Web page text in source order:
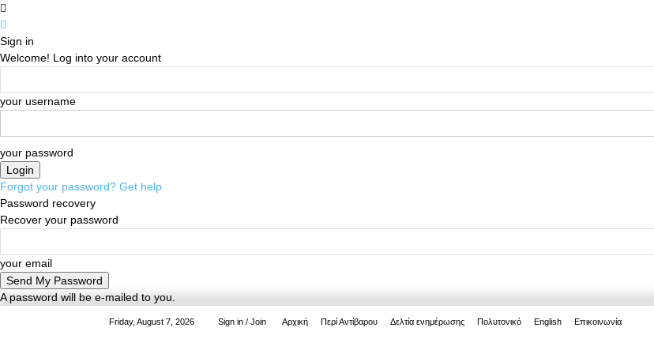
Sign in
Welcome! Log into your account
your username
your password
Forgot your password? Get help
Password recovery
Recover your password
your email
A password will be e-mailed to you.
Friday, August 7, 2026 Sign in / Join Αρχική Περί Αντίβαρου Δελτία ενημέρωσης Πολυτονικό English Επικοινωνία